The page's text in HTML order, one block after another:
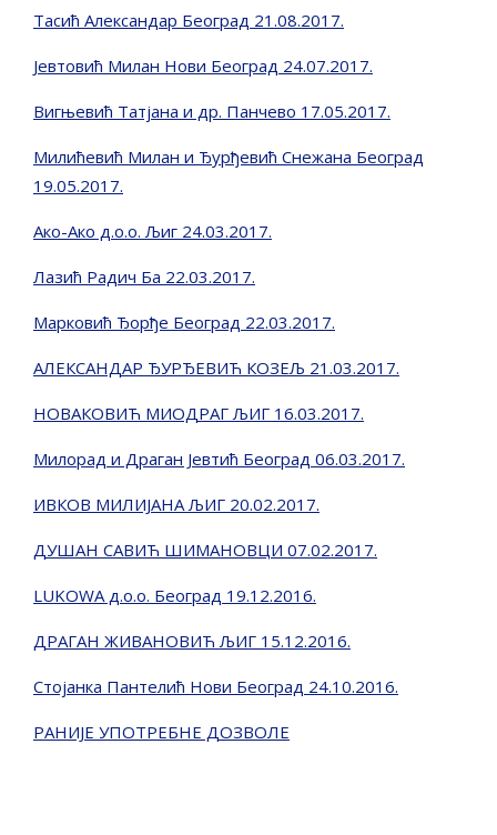
Тасић Александар Београд 21.08.2017.
Јевтовић Милан Нови Београд 24.07.2017.
Вигњевић Татјана и др. Панчево 17.05.2017.
Милићевић Милан и Ђурђевић Снежана Београд
19.05.2017.
Ако-Ако д.о.о. Љиг 24.03.2017.
Лазић Радич Ба 22.03.2017.
Марковић Ђорђе Београд 22.03.2017.
АЛЕКСАНДАР ЂУРЂЕВИЋ КОЗЕЉ 21.03.2017.
НОВАКОВИЋ МИОДРАГ ЉИГ 16.03.2017.
Милорад и Драган Јевтић Београд 06.03.2017.
ИВКОВ МИЛИЈАНА ЉИГ 20.02.2017.
ДУШАН САВИЋ ШИМАНОВЦИ 07.02.2017.
LUKOWA д.о.о. Београд 19.12.2016.
ДРАГАН ЖИВАНОВИЋ ЉИГ 15.12.2016.
Стојанка Пантелић Нови Београд 24.10.2016.
РАНИЈЕ УПОТРЕБНЕ ДОЗВОЛЕ